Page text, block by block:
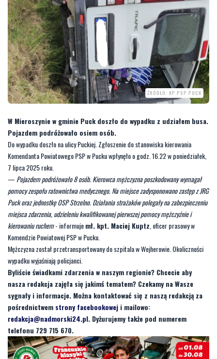
ŹRÓDŁO: KP PSP PUCK
W Mieroszynie w gminie Puck doszło do wypadku z udziałem busa.
Pojazdem podróżowało osiem osób.
Komendanta Powiatowego PSP w Pucku wpłynęło o godz. 16.22 w poniedziałek,
7 lipca 2025 roku.
—Pojazdem podróżowało 8 osób. Kierowca mężczyzna poszkodowany wymagał
pomocy zespołu ratownictwa medycznego. Na miejsce zadysponowano zastęp z JRG
Puck oraz jednostkę OSP Strzelno. Działania strażaków polegały na zabezpieczeniu
miejsca zdarzenia, udzieleniu kwalifikowanej pierwszej pomocy mężczyźnie i
kierowaniu ruchem- informujemł. kpt. Maciej Kuptz, oficer prasowy w
Komendzie Powiatowej PSP w Pucku.
Mężczyzna został przetransportowany do szpitala w Wejherowie. Okoliczności
wypadku wyjaśniają policjanci.
Byliście świadkami zdarzenia w naszym regionie? Chcecie aby
nasza redakcja zajęła się jakimś tematem? Czekamy na Wasze
sygnały i informacje. Można kontaktować się z naszą redakcją za
pośrednictwemstrony facebookoweji mailowo:
redakcja@nadmorski24.pl. Dyżurujemy także pod numerem
telefonu 729 715 670.